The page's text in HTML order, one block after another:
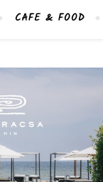
CAFE & FOOD